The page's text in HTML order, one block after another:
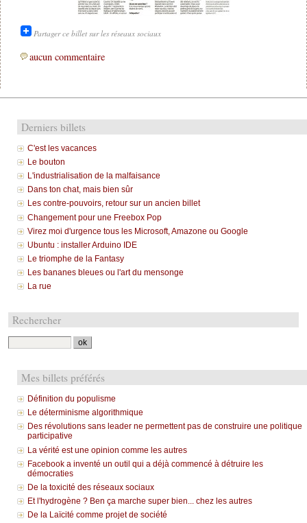
Partager ce billet sur les réseaux sociaux
aucun commentaire
Derniers billets
C'est les vacances
Le bouton
L'industrialisation de la malfaisance
Dans ton chat, mais bien sûr
Les contre-pouvoirs, retour sur un ancien billet
Changement pour une Freebox Pop
Virez moi d'urgence tous les Microsoft, Amazone ou Google
Ubuntu : installer Arduino IDE
Le triomphe de la Fantasy
Les bananes bleues ou l'art du mensonge
La rue
Rechercher
Mes billets préférés
Définition du populisme
Le déterminisme algorithmique
Des révolutions sans leader ne permettent pas de construire une politique
participative
La vérité est une opinion comme les autres
Facebook a inventé un outil qui a déjà commencé à détruire les
démocraties
De la toxicité des réseaux sociaux
Et l'hydrogène ? Ben ça marche super bien... chez les autres
De la Laïcité comme projet de société